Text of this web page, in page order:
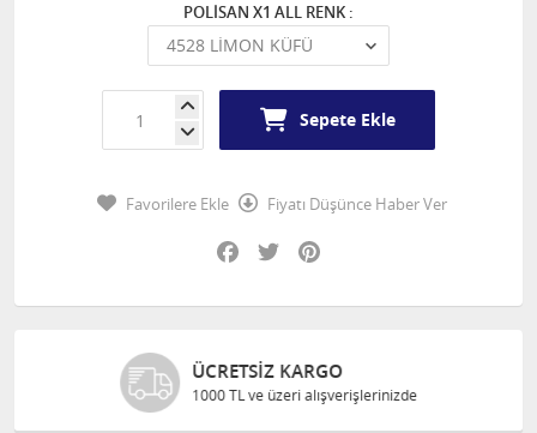
POLİSAN X1 ALL RENK :
Sepete Ekle
Favorilere Ekle
Fiyatı Düşünce Haber Ver
Facebook
Twitter
ÜCRETSIZ KARGO
1000 TL ve üzeri alışverişlerinizde